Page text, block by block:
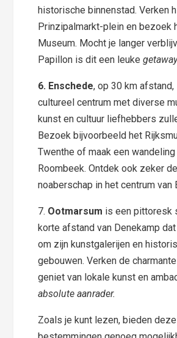
historische binnenstad. Verken
Prinzipalmarkt-plein en bezoek
Museum. Mocht je langer
Papillon is dit een leuke
6. Enschede, op 30 km
cultureel centrum met diverse
kunst en cultuur liefhebbers
Bezoek bijvoorbeeld het
Twenthe of maak een
Roombeek. Ontdek ook zeker
noaberschap in het centrum van
7. Ootmarsum is een pittoresk
korte afstand van Denekamp
om zijn kunstgalerijen en
gebouwen. Verken de
geniet van lokale kunst en
absolute aanrader.
Zoals je kunt lezen, bieden